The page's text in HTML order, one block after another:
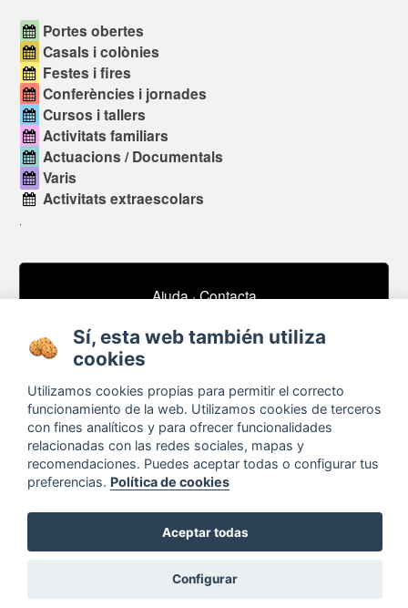
31 1
Portes obertes
Casals i colònies
Festes i fires
Conferències i jornades
Cursos i tallers
Activitats familiars
Actuacions / Documentals
Varis
Activitats extraescolars
Ajuda·Contacta
Subscriu-te al nostre butlletí de notícies
email
Sobre
Termes i condicions
Configurar cookies
Anuncis / Feina
Timeline
Sí, esta web también utiliza
cookies
Utilizamos cookies propias para permitir el correcto
funcionamiento de la web. Utilizamos cookies de terceros
con fines analíticos y para ofrecer funcionalidades
relacionadas con las redes sociales, mapas y
recomendaciones. Puedes aceptar todas o configurar tus
preferencias. Política de cookies
Aceptar todas
Configurar